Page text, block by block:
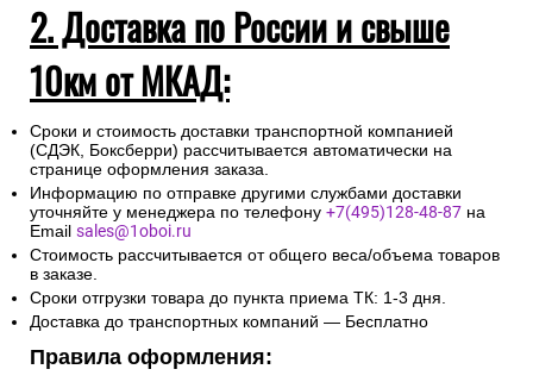
пункта приема ТК: 1-3 дня.
2. Доставка по России и свыше
10км от МКАД:
Сроки и стоимость доставки транспортной компанией
(СДЭК, Боксберри) рассчитывается автоматически на
странице оформления заказа.
Информацию по отправке другими службами доставки
уточняйте у менеджера по телефону
Email sales@1oboi.ru
Стоимость рассчитывается от общего веса/объема товаров
Сроки отгрузки товара до пункта приема ТК: 1-3 дня.